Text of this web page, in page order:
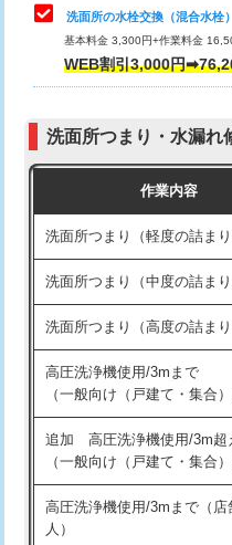
マス交換（深さ50㎝未満）
マス交換（深さ50㎝以上）
モルタル補修（厚さ10㎝まで
モルタル補修（厚さ10㎝超え
洗面台設置
バスタブ設置
追加人工
廃棄・処分
※給水管工事は20mmまで
交換・取付(混合水栓（壁付
式・ワンホール）)
（P/S/ポップアップ））
交換・取付（その他部品）
持込商品取付（単水栓）
持込商品取付（混合水栓）
持込商品取付（浄水器・分
給水管工事※（ホール加工)
給水管工事※（バンド止め)
給水管工事※（支持金具設
給水管工事※（保温材使用
め込み）)
洗面所の水栓交換（混合水栓）
基本料金 3,300円+作業料金
WEB割引3,000円
洗面所つまり・水漏れ
作業内容
洗面所つまり（軽度の詰まり
洗面所つまり（中度の詰まり
洗面所つまり（高度の詰まり
高圧洗浄機使用/3mまで
（一般向け（戸建て・集合）
追加 高圧洗浄機使用/3m超
（一般向け（戸建て・集合）
高圧洗浄機使用/3mまで（店
人）